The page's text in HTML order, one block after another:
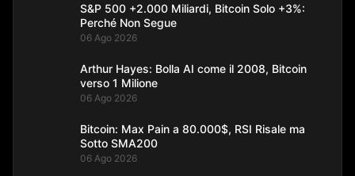
S&P 500 +2.000 Miliardi, Bitcoin Solo +3%:
Perché Non Segue
06 Ago 2026
Arthur Hayes: Bolla AI come il 2008, Bitcoin
verso 1 Milione
06 Ago 2026
Bitcoin: Max Pain a 80.000$, RSI Risale ma
Sotto SMA200
06 Ago 2026